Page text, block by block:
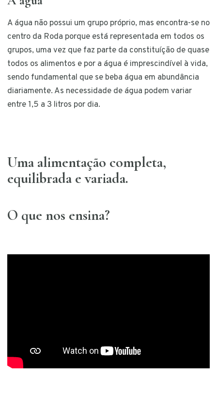
A água não possui um grupo próprio, mas encontra-se no
centro da Roda porque está representada em todos os
grupos, uma vez que faz parte da constituíção de quase
todos os alimentos e por a água é imprescindível à vida,
sendo fundamental que se beba água em abundância
diariamente. As necessidade de água podem variar
entre 1,5 a 3 litros por dia.
Uma alimentação completa,
equilibrada e variada.
O que nos ensina?